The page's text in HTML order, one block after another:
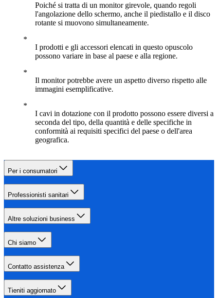
Poiché si tratta di un monitor girevole, quando regoli
l'angolazione dello schermo, anche il piedistallo e il disco
rotante si muovono simultaneamente.
I prodotti e gli accessori elencati in questo opuscolo
possono variare in base al paese e alla regione.
Il monitor potrebbe avere un aspetto diverso rispetto alle
immagini esemplificative.
I cavi in dotazione con il prodotto possono essere diversi a
seconda del tipo, della quantità e delle specifiche in
conformità ai requisiti specifici del paese o dell'area
geografica.
Per i consumatori
Professionisti sanitari
Altre soluzioni business
Chi siamo
Contatto assistenza
Tieniti aggiornato